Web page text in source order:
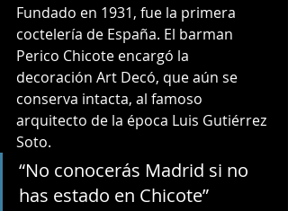
Fundado en 1931, fue la primera
coctelería de España. El barman
Perico Chicote encargó la
decoración Art Decó, que aún se
conserva intacta, al famoso
arquitecto de la época Luis Gutiérrez
Soto.
“No conocerás Madrid si no
has estado en Chicote”